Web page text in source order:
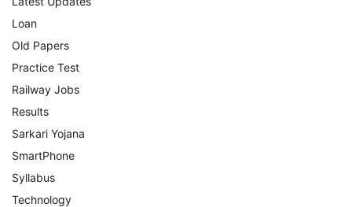
Loan
Old Papers
Practice Test
Railway Jobs
Results
Sarkari Yojana
SmartPhone
Syllabus
Technology